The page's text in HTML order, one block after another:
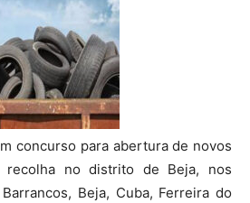
concurso para abertura de novos
no distrito de Beja, nos
Beja, Cuba, Ferreira do